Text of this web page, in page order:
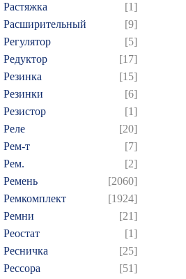
Растяжка
[1]
Расширительный
[9]
Регулятор
[5]
Редуктор
[17]
Резинка
[15]
Резинки
[6]
Резистор
[1]
Реле
[20]
Рем-т
[7]
Рем.
[2]
Ремень
[2060]
Ремкомплект
[1924]
Ремни
[21]
Реостат
[1]
Ресничка
[25]
Рессора
[51]